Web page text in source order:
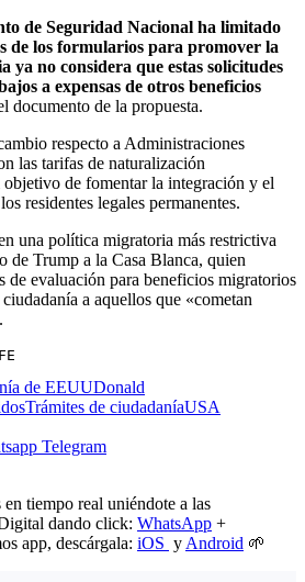
de Seguridad Nacional ha limitado
de los formularios para promover la
ya no considera que estas solicitudes
a expensas de otros beneficios
documento de la propuesta.
respecto a Administraciones
las tarifas de naturalización
de fomentar la integración y el
residentes legales permanentes.
una política migratoria más restrictiva
de Trump a la Casa Blanca, quien
de evaluación para beneficios migratorios
a aquellos que «cometan
de EEUUDonald
Trámites de ciudadaníaUSA
Telegram
tiempo real uniéndote a las
dando click: WhatsApp +
app, descárgala: iOS y Android 🌱